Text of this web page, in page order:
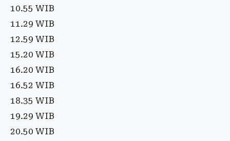
10.55 WIB
11.29 WIB
12.59 WIB
15.20 WIB
16.20 WIB
16.52 WIB
18.35 WIB
19.29 WIB
20.50 WIB